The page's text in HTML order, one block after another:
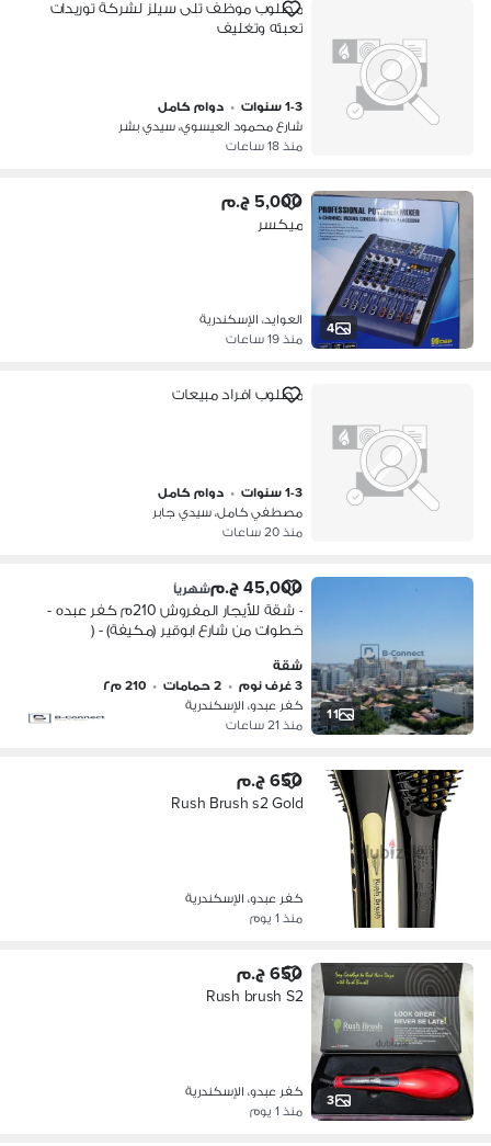
مطلوب موظف تلى سيلز لشركة توريدات
تعبئه وتغليف
1-3 سنوات • دوام كامل
شارع محمود العيسوي، سيدي بشر
منذ 18 ساعات
4
5,000 ج.م
ميكسر
العوايد، الإسكندرية
منذ 19 ساعات
مطلوب افراد مبيعات
1-3 سنوات • دوام كامل
مصطفي كامل، سيدي جابر
منذ 20 ساعات
11
45,000 ج.م شهرياً
- شقة للأيجار المفروش 210م كفر عبده -
خطوات من شارع ابوقير (مكيفة) - (
شقة
3 غرف نوم
• 2 حمامات • 210 م٢
كفر عبدو، الإسكندرية
منذ 21 ساعات
650 ج.م
Rush Brush s2 Gold
كفر عبدو، الإسكندرية
منذ 1 يوم
3
650 ج.م
Rush brush S2
كفر عبدو، الإسكندرية
منذ 1 يوم